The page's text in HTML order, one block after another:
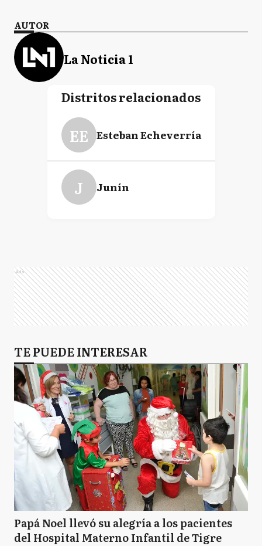
AUTOR
La Noticia 1
Distritos relacionados
EE Esteban Echeverría
J Junín
Ads
TE PUEDE INTERESAR
Papá Noel llevó su alegría a los pacientes
del Hospital Materno Infantil de Tigre